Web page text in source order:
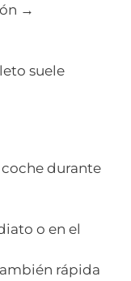
→
suele
coche durante
o en el
rápida